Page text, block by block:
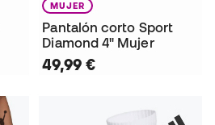
MUJER
Pantalón corto Sport
Diamond 4" Mujer
49,99 €